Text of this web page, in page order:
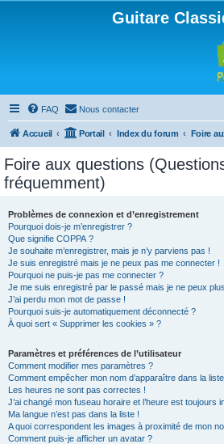
Guitare
FAQ Nous contacter
Accueil Portail Index du forum
Foire aux questions
fréquemment)
Problèmes de connexion et d’enregistrement
Pourquoi dois-je m’enregistrer ?
Que signifie COPPA ?
Je souhaite m’enregistrer, mais je n’y parviens pas !
Je suis enregistré mais je ne peux pas me connecter !
Pourquoi ne puis-je pas me connecter ?
Je me suis enregistré par le passé mais je ne peux
J’ai perdu mon mot de passe !
Pourquoi suis-je automatiquement déconnecté ?
À quoi sert « Supprimer les cookies » ?
Paramètres et préférences de l’utilisateur
Comment modifier mes paramètres ?
Comment empêcher mon nom d’apparaître dans la
Les heures ne sont pas correctes !
J’ai changé mon fuseau horaire et l’heure est toujours
Ma langue n’est pas dans la liste !
A quoi correspondent les images à proximité de mon
Comment puis-je afficher un avatar ?